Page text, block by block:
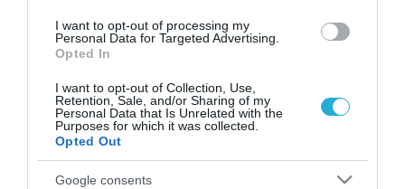
I want to opt-out of processing my
Personal Data for Targeted Advertising.
Opted In
I want to opt-out of Collection, Use,
Retention, Sale, and/or Sharing of my
Personal Data that Is Unrelated with the
Purposes for which it was collected.
Opted Out
Google consents